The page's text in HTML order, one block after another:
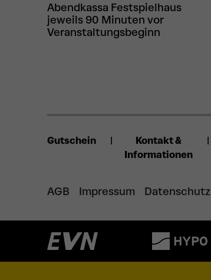
Abendkassa Festspielhaus
jeweils 90 Minuten vor
Veranstaltungsbeginn
Gutschein
Kontakt &
Informationen
AGB Impressum Datenschutz